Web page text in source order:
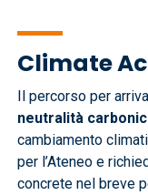
Climate
Il percorso per
neutralità
cambiamento
per l’Ateneo e
concrete nel breve